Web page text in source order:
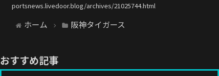
portsnews.livedoor.blog/archives/21025744.html
ホーム 阪神タイガース
おすすめ記事